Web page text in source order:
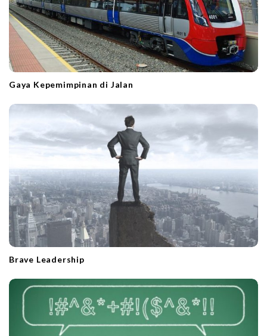
Gaya Kepemimpinan di Jalan
Brave Leadership